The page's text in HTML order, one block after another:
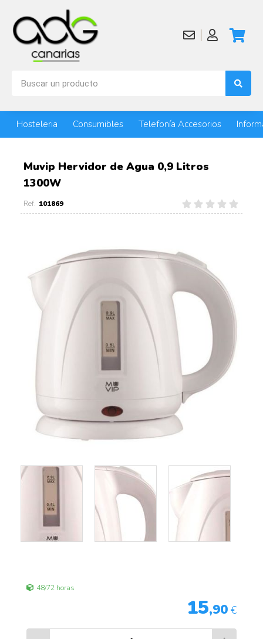
Hosteleria Consumibles Telefonía Accesorios
Muvip Hervidor de Agua 0,9 Litros
1300W
101869
48/72 horas
15,90 €